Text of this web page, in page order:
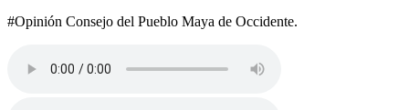
#Opinión Consejo del Pueblo Maya de Occidente.